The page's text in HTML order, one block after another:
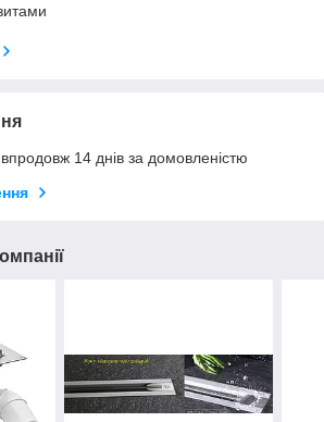
14 днів за домовленістю